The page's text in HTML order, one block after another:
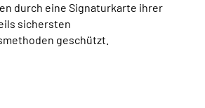
durch eine Signaturkarte ihrer
sichersten
geschützt.